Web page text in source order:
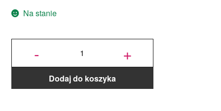
Na stanie
-
ilość
uchwytem
31x16x12
h cm
+
Dodaj do koszyka